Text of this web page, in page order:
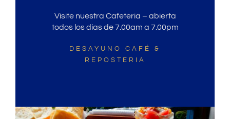
Visite nuestra Cafeteria – abierta
todos los dias de 7.00am a 7.00pm
DESAYUNO CAFÉ &
REPOSTERIA